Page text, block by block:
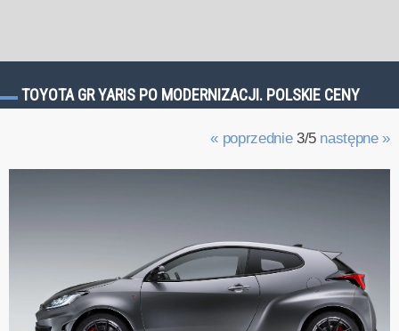
TOYOTA GR YARIS PO MODERNIZACJI. POLSKIE CENY
« poprzednie3/5 następne »